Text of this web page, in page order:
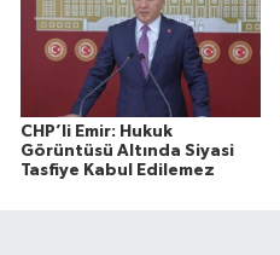
CHP’li Emir: Hukuk
Görüntüsü Altında Siyasi
Tasfiye Kabul Edilemez